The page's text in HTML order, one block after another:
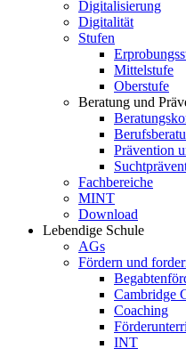
Digitalisierung
Digitalität
Stufen
Mittelstufe
Oberstufe
Beratung und
Prävention
Fachbereiche
MINT
Download
Lebendige Schule
AGs
Fördern und
Cambridge
Coaching
INT